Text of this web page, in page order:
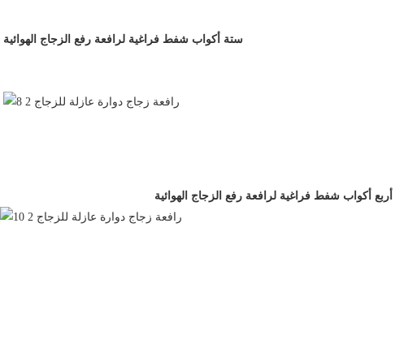
ستة أكواب شفط فراغية لرافعة رفع الزجاج الهوائية
أربع أكواب شفط فراغية لرافعة رفع الزجاج الهوائية